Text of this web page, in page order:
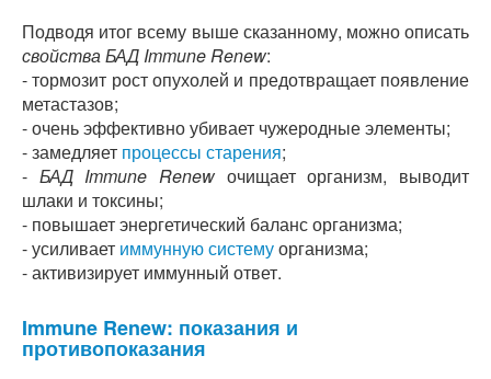
Подводя итог всему выше сказанному, можно описать
свойства БАД Immune Renew:
- тормозит рост опухолей и предотвращает появление
метастазов;
- очень эффективно убивает чужеродные элементы;
- замедляет процессы старения;
- БАД Immune Renew очищает организм, выводит
шлаки и токсины;
- повышает энергетический баланс организма;
- усиливает иммунную системуорганизма;
- активизирует иммунный ответ.
Immune Renew: показания и
противопоказания